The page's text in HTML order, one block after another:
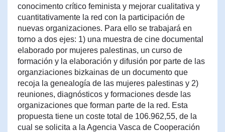
conocimento crítico feminista y mejorar cualitativa y
cuantitativamente la red con la participación de
nuevas organizaciones. Para ello se trabajará en
torno a dos ejes: 1) una muestra de cine documental
elaborado por mujeres palestinas, un curso de
formación y la elaboración y difusión por parte de las
organziaciones bizkainas de un documento que
recoja la genealogía de las mujeres palestinas y 2)
reuniones, diagnósticos y formaciones desde las
organizaciones que forman parte de la red. Esta
propuesta tiene un coste total de 106.962,55, de la
cual se solicita a la Agencia Vasca de Cooperación